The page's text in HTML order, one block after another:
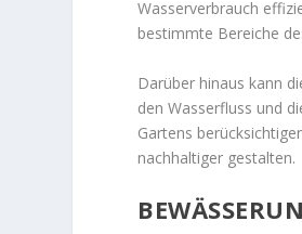
Wasserverbrauch
bestimmte Bereiche
Darüber hinaus kann
den Wasserfluss und
Gartens
nachhaltiger gestalten.